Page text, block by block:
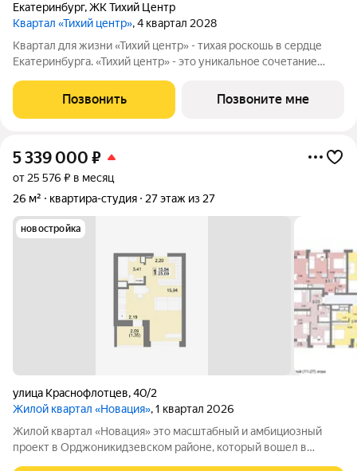
Екатеринбург,ЖК Тихий Центр
Квартал «Тихий центр», 4 квартал 2028
Квартал для жизни «Тихий центр» - тихая роскошь в сердце
Екатеринбурга. «Тихий центр» - это уникальное сочетание
инфраструктуры. Соседство с главными
достопримечательностями, лучшими ресторанами и
Позвонить Позвоните мне
5 339 000 ₽
от 25 576 ₽ в месяц
26 м²
квартира-студия 27 этаж из 27
новостройка
улица Краснофлотцев,40/2
Жилой квартал «Новация», 1 квартал 2026
Жилой квартал «Новация» это масштабный и амбициозный
проект в Орджоникидзевском районе, который вошел в